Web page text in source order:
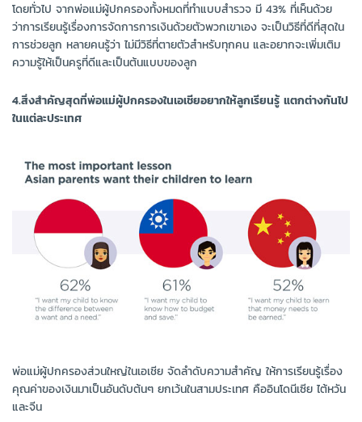
โดยทั่วไป จากพ่อแม่ผู้ปกครองทั้งหมดที่ทำแบบสำรวจ มี 43% ที่เห็นด้วย
ว่าการเรียนรู้เรื่องการจัดการการเงินด้วยตัวพวกเขาเอง จะเป็นวิธีที่ดีที่สุดใน
การช่วยลูก หลายคนรู้ว่า ไม่มีวิธีที่ตายตัวสำหรับทุกคน และอยากจะเพิ่มเติม
ความรู้ให้เป็นครูที่ดีและเป็นต้นแบบของลูก
4.สิ่งสำคัญสุดที่พ่อแม่ผู้ปกครองในเอเชียอยากให้ลูกเรียนรู้ แตกต่างกันไป
ในแต่ละประเทศ
พ่อแม่ผู้ปกครองส่วนใหญ่ในเอเชีย จัดลำดับความสำคัญ ให้การเรียนรู้เรื่อง
คุณค่าของเงินมาเป็นอันดับต้นๆ ยกเว้นในสามประเทศ คืออินโดนีเซีย ไต้หวัน
และจีน